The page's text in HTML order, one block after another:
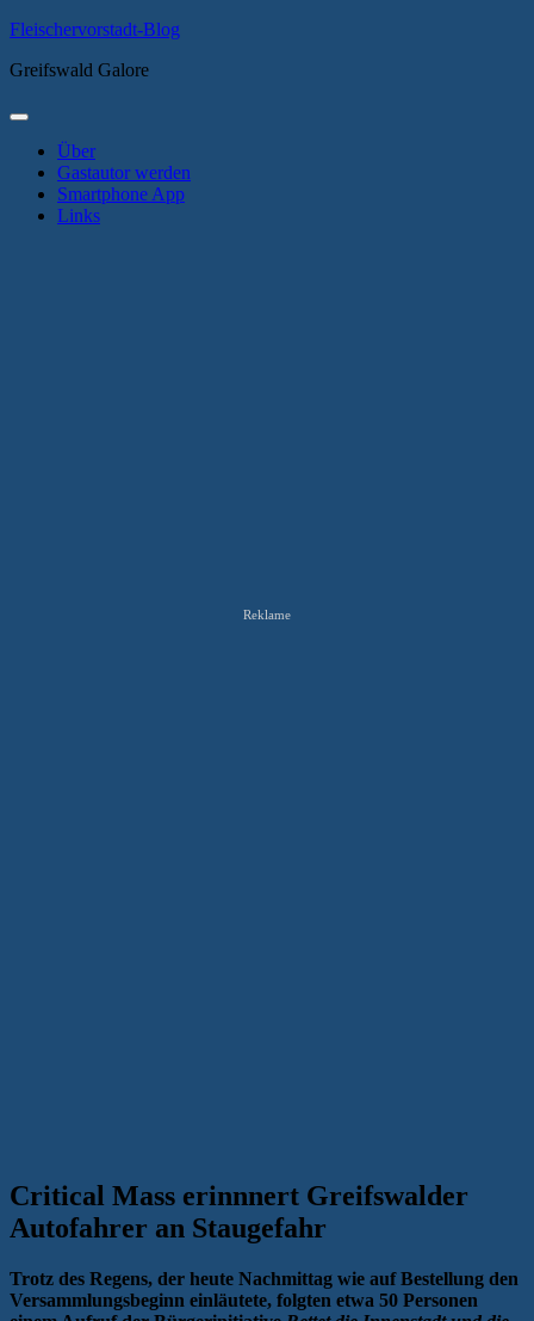
Zum
springen
Fleischervorstadt-Blog
Greifswald Galore
Primäres
Über
Gastautor werden
Smartphone App
Links
Reklame
Critical Mass erinnnert Greifswalder
Autofahrer an Staugefahr
Trotz des Regens, der heute Nachmittag wie auf Bestellung den
Versammlungsbeginn einläutete, folgten etwa 50 Personen